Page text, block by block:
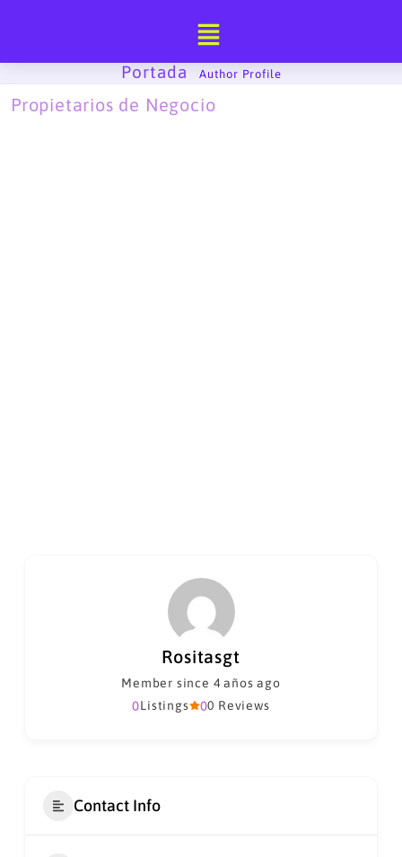
Portada
Author Profile
Propietarios de Negocio
Rositasgt
Member since 4 años ago
00 Reviews
0Listings
Contact Info